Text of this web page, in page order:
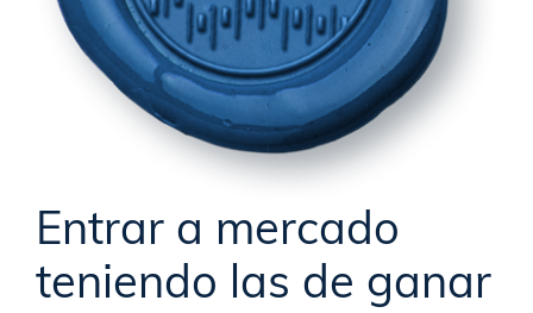
Entrar a mercado
teniendo las de ganar